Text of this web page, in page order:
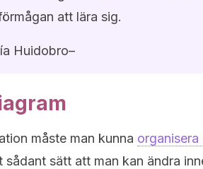
att lära sig.
Huidobro–
måste man kunna organisera
sådant sätt att man kan ändra